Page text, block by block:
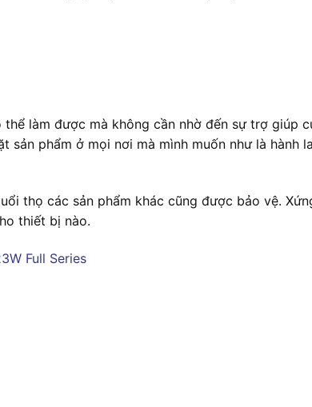
làm được mà không cần nhờ đến sự trợ giúp
phẩm ở mọi nơi mà mình muốn như là hành
thọ các sản phẩm khác cũng được bảo vệ.
thiết bị nào.